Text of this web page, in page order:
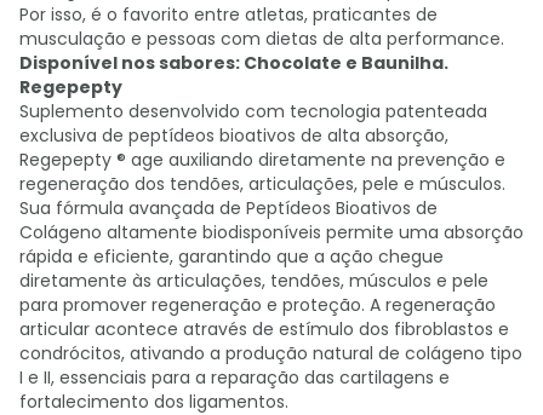
Por isso, é o favorito entre atletas, praticantes de
musculação e pessoas com dietas de alta performance.
Disponível nos sabores: Chocolate e Baunilha.
Regepepty
Suplemento desenvolvido com tecnologia patenteada
exclusiva de peptídeos bioativos de alta absorção,
Regepepty ® age auxiliando diretamente na prevenção e
regeneração dos tendões, articulações, pele e músculos.
Sua fórmula avançada de Peptídeos Bioativos de
Colágeno altamente biodisponíveis permite uma absorção
rápida e eficiente, garantindo que a ação chegue
diretamente às articulações, tendões, músculos e pele
para promover regeneração e proteção. A regeneração
articular acontece através de estímulo dos fibroblastos e
condrócitos, ativando a produção natural de colágeno tipo
I e II, essenciais para a reparação das cartilagens e
fortalecimento dos ligamentos.